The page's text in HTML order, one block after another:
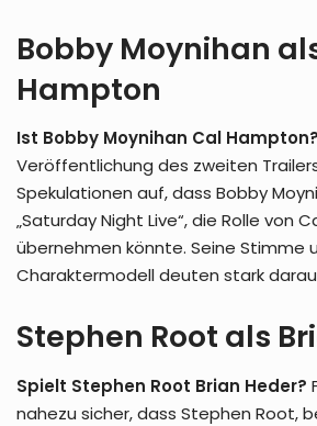
Bobby Moynihan
Hampton
Ist Bobby Moynihan Cal Hampton?
Veröffentlichung des zweiten
Spekulationen auf, dass Bobby
„Saturday Night Live“, die Rolle von
übernehmen könnte. Seine Stimme
Charaktermodell deuten stark
Stephen Root als
Spielt Stephen Root Brian Heder?
nahezu sicher, dass Stephen Root,